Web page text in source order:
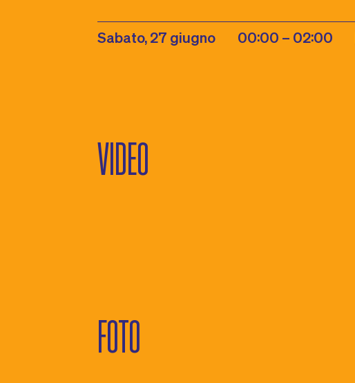
Sabato, 27 giugno 00:00 – 02:00
VIDEO
FOTO